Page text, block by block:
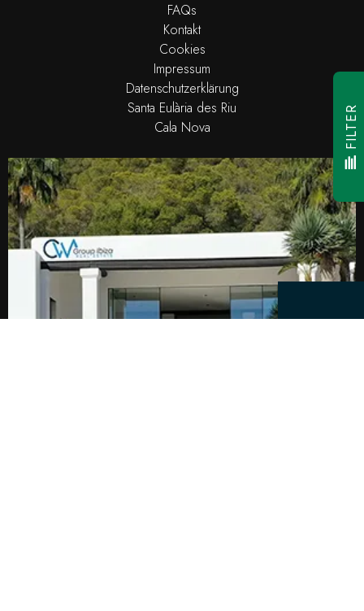
FAQs
Kontakt
Cookies
Impressum
Datenschutzerklärung
Santa Eulària des Riu
Cala Nova
FILTER